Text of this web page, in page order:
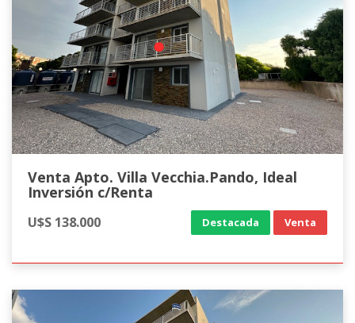
Venta Apto. Villa Vecchia.Pando, Ideal
Inversión c/Renta
U$S 138.000 Destacada Venta